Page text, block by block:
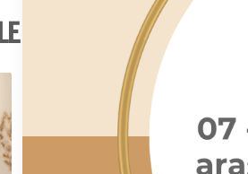
Ücretsiz teslimat